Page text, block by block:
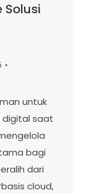
Solusi
untuk
digital saat
bagi
dari
cloud,